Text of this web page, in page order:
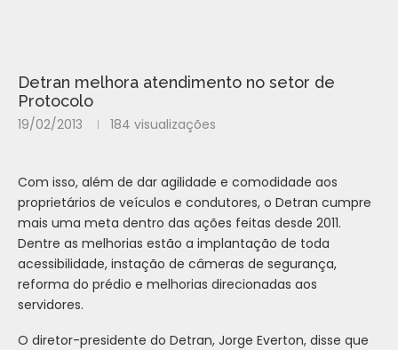
Detran melhora atendimento no setor de
Protocolo
19/02/2013 184 visualizações
Com isso, além de dar agilidade e comodidade aos
proprietários de veículos e condutores, o Detran cumpre
mais uma meta dentro das ações feitas desde 2011.
Dentre as melhorias estão a implantação de toda
acessibilidade, instação de câmeras de segurança,
reforma do prédio e melhorias direcionadas aos
servidores.
O diretor-presidente do Detran, Jorge Everton, disse que